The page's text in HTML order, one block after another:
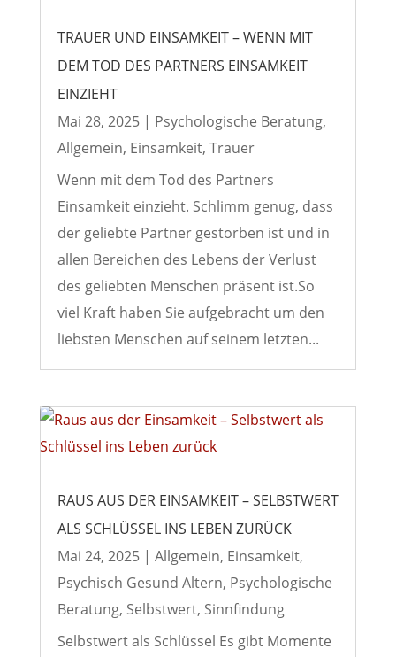
TRAUER UND EINSAMKEIT – WENN MIT
DEM TOD DES PARTNERS EINSAMKEIT
EINZIEHT
Mai 28, 2025| Psychologische Beratung,
Allgemein, Einsamkeit, Trauer
Wenn mit dem Tod des Partners
Einsamkeit einzieht. Schlimm genug, dass
der geliebte Partner gestorben ist und in
allen Bereichen des Lebens der Verlust
des geliebten Menschen präsent ist.So
viel Kraft haben Sie aufgebracht um den
liebsten Menschen auf seinem letzten...
RAUS AUS DER EINSAMKEIT – SELBSTWERT
ALS SCHLÜSSEL INS LEBEN ZURÜCK
Mai 24, 2025| Allgemein, Einsamkeit,
Psychisch Gesund Altern, Psychologische
Beratung, Selbstwert, Sinnfindung
Selbstwert als Schlüssel Es gibt Momente